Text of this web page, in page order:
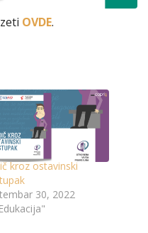
OVDE.
kroz ostavinski
30, 2022